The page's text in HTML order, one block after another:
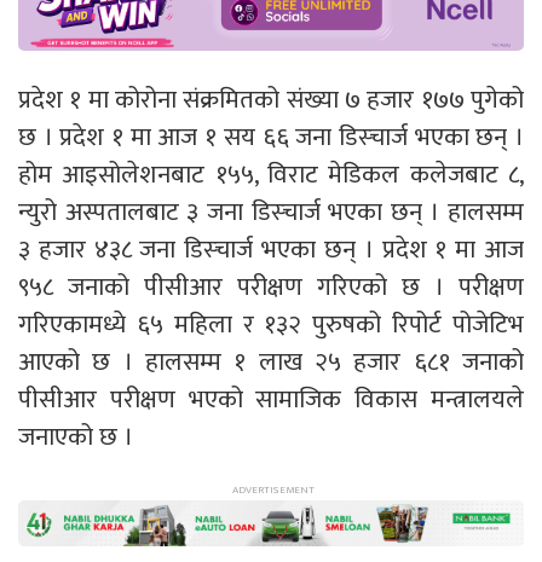
प्रदेश १ मा कोरोना संक्रमितको संख्या ७ हजार १७७ पुगेको
छ । प्रदेश १ मा आज १ सय ६६ जना डिस्चार्ज भएका छन् ।
होम आइसोलेशनबाट १५५, विराट मेडिकल कलेजबाट ८,
न्युरो अस्पतालबाट ३ जना डिस्चार्ज भएका छन् । हालसम्म
३ हजार ४३८ जना डिस्चार्ज भएका छन् । प्रदेश १ मा आज
९५८ जनाको पीसीआर परीक्षण गरिएको छ । परीक्षण
गरिएकामध्ये ६५ महिला र १३२ पुरुषको रिपोर्ट पोजेटिभ
आएको छ । हालसम्म १ लाख २५ हजार ६८१ जनाको
पीसीआर परीक्षण भएको सामाजिक विकास मन्त्रालयले
जनाएको छ ।